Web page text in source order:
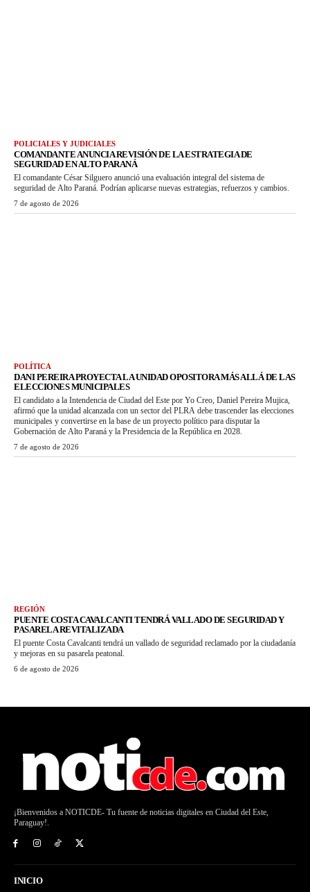
POLICIALES Y JUDICIALES
COMANDANTE ANUNCIA REVISIÓN DE LA ESTRATEGIA DE
SEGURIDAD EN ALTO PARANÁ
El comandante César Silguero anunció una evaluación integral del sistema de
seguridad de Alto Paraná. Podrían aplicarse nuevas estrategias, refuerzos y cambios.
7 de agosto de 2026
POLÍTICA
DANI PEREIRA PROYECTA LA UNIDAD OPOSITORA MÁS ALLÁ DE LAS
ELECCIONES MUNICIPALES
El candidato a la Intendencia de Ciudad del Este por Yo Creo, Daniel Pereira Mujica,
afirmó que la unidad alcanzada con un sector del PLRA debe trascender las elecciones
municipales y convertirse en la base de un proyecto político para disputar la
Gobernación de Alto Paraná y la Presidencia de la República en 2028.
7 de agosto de 2026
REGIÓN
PUENTE COSTA CAVALCANTI TENDRÁ VALLADO DE SEGURIDAD Y
PASARELA REVITALIZADA
El puente Costa Cavalcanti tendrá un vallado de seguridad reclamado por la ciudadanía
y mejoras en su pasarela peatonal.
6 de agosto de 2026
¡Bienvenidos a NOTICDE- Tu fuente de noticias digitales en Ciudad del Este,
Paraguay!.
INICIO